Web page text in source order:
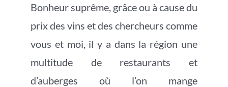
Bonheur suprême, grâce ou à cause du
prix des vins et des chercheurs comme
vous et moi, il y a dans la région une
multitude de restaurants et
d’auberges où l’on mange